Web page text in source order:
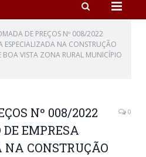
DE PREÇOS Nº 008/2022
ESPECIALIZADA NA CONSTRUÇÃO
VISTA ZONA RURAL MUNICÍPIO
Nº 008/2022
EMPRESA
CONSTRUÇÃO
0